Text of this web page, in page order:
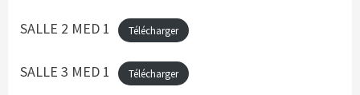
SALLE 2 MED 1 Télécharger
SALLE 3 MED 1 Télécharger